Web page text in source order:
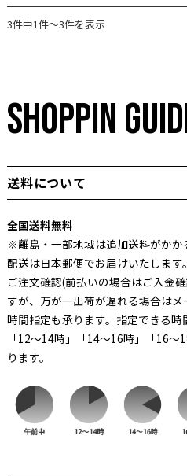
3件中1件～3件を表示
SHOPPIN
送料について
全国送料無料
※離島・一部地域は追加送料がかか
配送は日本郵便でお届けいたします。
ご注文確認(前払いの場合はご入金
すが、万が一出荷が遅れる場合はメ
時間指定も承ります。指定できる時
「12～14時」「14～16時」「16
ります。